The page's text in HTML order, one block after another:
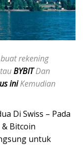
rekening
BYBITDan
iniKemudian
Di Swiss – Pada
Bitcoin
untuk